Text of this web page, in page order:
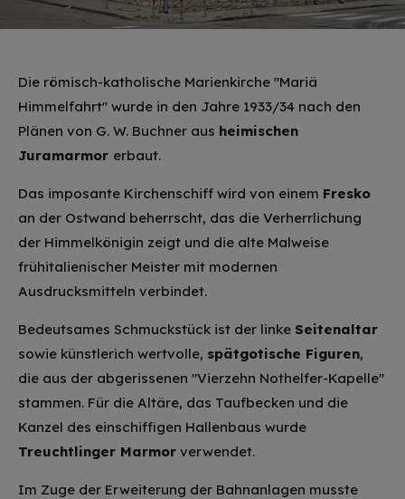
Die römisch-katholische Marienkirche "Mariä
Himmelfahrt" wurde in den Jahre 1933/34 nach den
Plänen von G. W. Buchner aus heimischen
Juramarmor erbaut.
Das imposante Kirchenschiff wird von einem Fresko
an der Ostwand beherrscht, das die Verherrlichung
der Himmelkönigin zeigt und die alte Malweise
frühitalienischer Meister mit modernen
Ausdrucksmitteln verbindet.
Bedeutsames Schmuckstück ist der linke Seitenaltar
sowie künstlerich wertvolle, spätgotische Figuren,
die aus der abgerissenen "Vierzehn Nothelfer-Kapelle"
stammen. Für die Altäre, das Taufbecken und die
Kanzel des einschiffigen Hallenbaus wurde
Treuchtlinger Marmor verwendet.
Im Zuge der Erweiterung der Bahnanlagen musste